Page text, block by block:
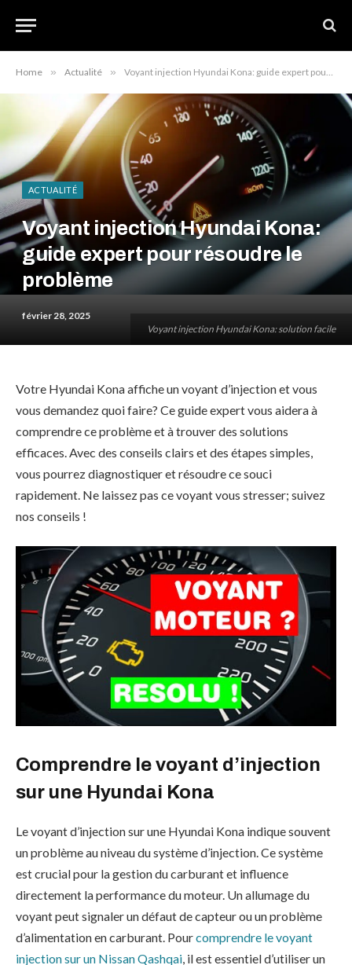
Home » Actualité » Voyant injection Hyundai Kona: guide expert pour résoudre le problème
Voyant injection Hyundai Kona: solution facile
ACTUALITÉ
Voyant injection Hyundai Kona:
guide expert pour résoudre le
problème
février 28, 2025
Votre Hyundai Kona affiche un voyant d’injection et vous
vous demandez quoi faire? Ce guide expert vous aidera à
comprendre ce problème et à trouver des solutions
efficaces. Avec des conseils clairs et des étapes simples,
vous pourrez diagnostiquer et résoudre ce souci
rapidement. Ne laissez pas ce voyant vous stresser; suivez
nos conseils !
Comprendre le voyant d’injection
sur une Hyundai Kona
Le voyant d’injection sur une Hyundai Kona indique souvent
un problème au niveau du système d’injection. Ce système
est crucial pour la gestion du carburant et influence
directement la performance du moteur. Un allumage du
voyant peut signaler un défaut de capteur ou un problème
d’alimentation en carburant. Pourcomprendre le voyant
injection sur un Nissan Qashqai, il est essentiel d’utiliser un